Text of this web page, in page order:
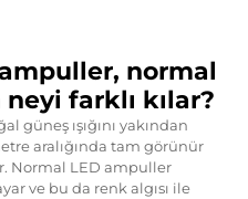
normal
farklı kılar?
güneş ışığını yakından
aralığında tam görünür
Normal LED ampuller
ve bu da renk algısı ile